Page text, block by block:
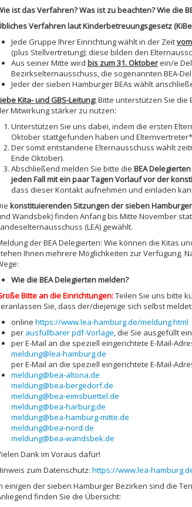
ist das Verfahren? Was ist zu beachten? Wie die
Verfahren laut Kinderbetreuungsgesetz
Jede Gruppe Ihrer Einrichtung wählt in der Zeit
(plus Stellvertretung); diese bilden den
Aus seiner Mitte wird bis zum 31. Oktoberein/e
Bezirkselternausschuss, die sogenannten BEA-
Jeder der sieben Hamburger BEAs wählt
Kita- und GBS-Leitung:Bitte unterstützen Sie die
Mitwirkung stärker zu nutzen:
Unterstützen Sie uns dabei, indem die ersten
Oktober stattgefunden haben und
Der somit entstandene Elternausschuss wählt
Ende Oktober).
Abschließend melden Sie bitte die BEA Delegierten
jeden Fall mit ein paar Tagen Vorlauf vor der
dass dieser Kontakt aufnehmen und einladen
konstituierenden Sitzungen der sieben Hamburger
Wandsbek) finden Anfang bis Mitte November
(LEA) gewählt.
der BEA Delegierten: Wie können die Kitas
Ihnen mehrere Möglichkeiten zur Verfügung.
Wie die BEA Delegierten melden?
Bitte an die Einrichtungen:Teilen Sie uns bitte
Sie, dass der/diejenige sich selbst
online https://www.lea-hamburg.de/meldung.html
per ausfüllbarer pdf-Vorlage, die Sie ausgefüllt
per E-Mail an die speziell eingerichtete E-Mail-
meldung@lea-hamburg.de
per E-Mail an die speziell eingerichtete E-Mail-
meldung@bea-altona.de
meldung@bea-bergedorf.de
meldung@bea-eimsbuettel.de
meldung@bea-harburg.de
meldung@bea-hamburg-mitte.de
meldung@bea-nord.de
meldung@bea-wandsbek.de
Dank im Voraus dafür!
zum Datenschutz: https://www.lea-
einigen der sieben HamburgerBezirken sind die
finden Sie die Übersicht: